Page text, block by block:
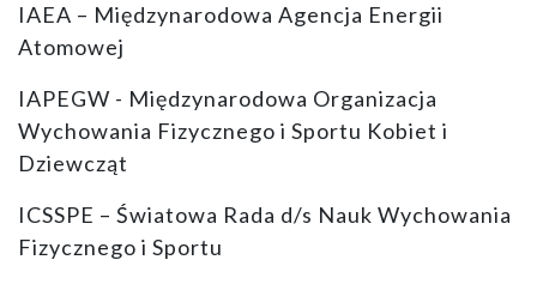
IAEA – Międzynarodowa Agencja Energii
Atomowej
IAPEGW - Międzynarodowa Organizacja
Wychowania Fizycznego i Sportu Kobiet i
Dziewcząt
ICSSPE – Światowa Rada d/s Nauk Wychowania
Fizycznego i Sportu